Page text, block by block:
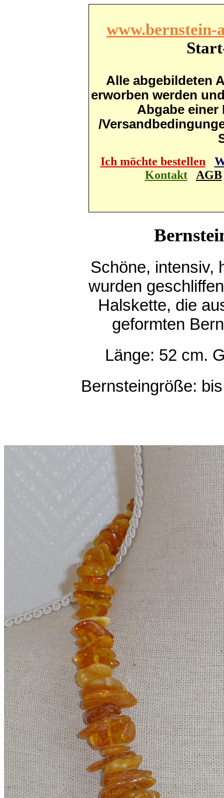
www.bernstein-
Alle abgebildeten
erworben werden
Abgabe einer
/
Ich möchte bestellen
Kontakt
AGB
Schöne, intensiv,
wurden
Halskette, die
geformten
Länge: 52 cm.
Bernsteingröße: